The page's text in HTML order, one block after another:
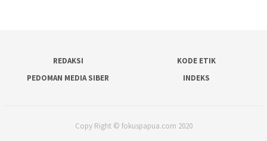
REDAKSI
KODE ETIK
PEDOMAN MEDIA SIBER
INDEKS
Copy Right © fokuspapua.com 2020